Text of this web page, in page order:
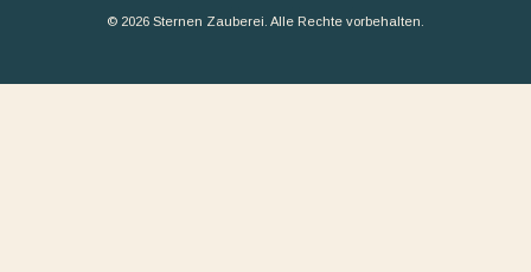
© 2026 Sternen Zauberei. Alle Rechte vorbehalten.